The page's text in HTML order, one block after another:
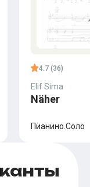
4.7 (36)
Elif Sima
Näher
Пианино.Соло